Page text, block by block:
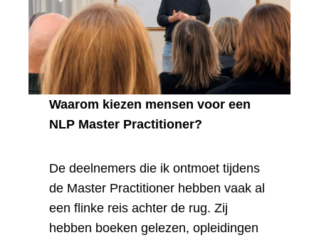
Waarom kiezen mensen voor een
NLP Master Practitioner?
De deelnemers die ik ontmoet tijdens
de Master Practitioner hebben vaak al
een flinke reis achter de rug. Zij
hebben boeken gelezen, opleidingen